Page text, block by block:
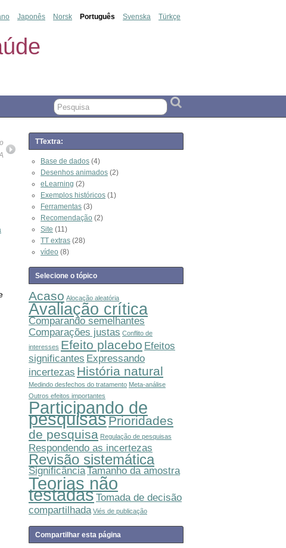
Japonês Norsk Português Svenska Türkçe
TTextra:
Base de dados (4)
Desenhos animados (2)
eLearning (2)
Exemplos históricos (1)
Ferramentas (3)
Recomendação (2)
Site (11)
TT extras (28)
vídeo (8)
Selecione o tópico
Acaso Alocação aleatória
Avaliação crítica
Comparando semelhantes
Comparações justas Conflito de
interesses Efeito placebo Efeitos
significantes Expressando
incertezas História natural
Medindo desfechos do tratamento Meta-análise
Outros efeitos importantes
Participando de
pesquisasPrioridades
de pesquisa Regulação de pesquisas
Respondendo as incertezas
Revisão sistemática
SignificânciaTamanho da amostra
Teorias não
testadasTomada de decisão
compartilhada Viés de publicação
Compartilhar esta página